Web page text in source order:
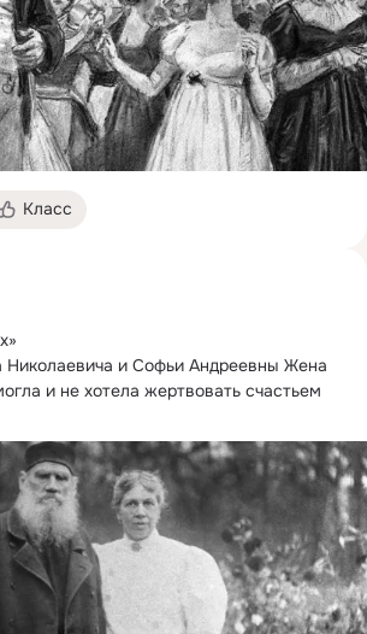
Класс
Николаевича и Софьи Андреевны Жена
и не хотела жертвовать счастьем
будущего человечества